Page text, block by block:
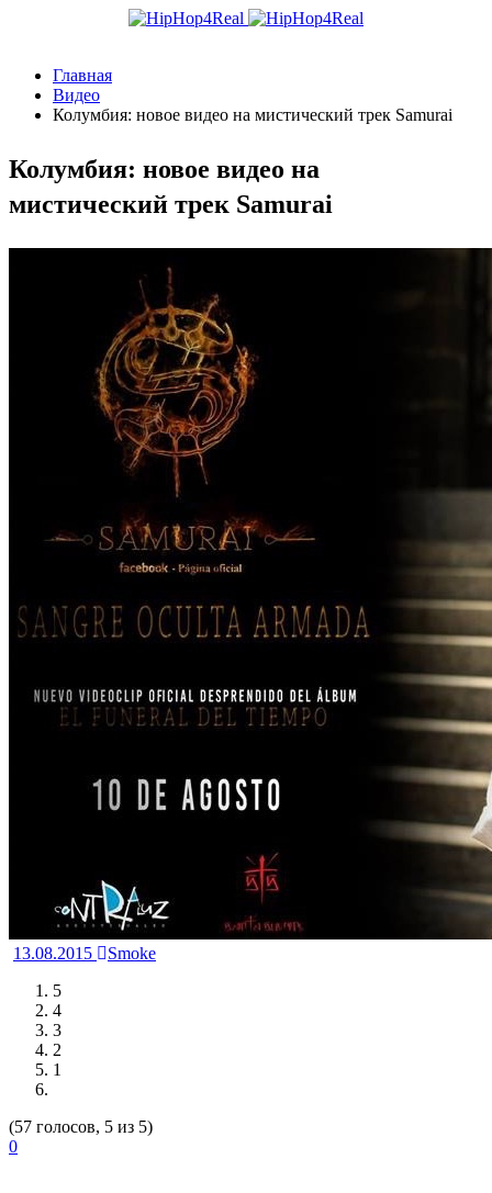
Главная
Видео
Колумбия: новое видео на мистический трек Samurai
Колумбия: новое видео на
мистический трек Samurai
13.08.2015
Smoke
5
4
3
2
1
(57 голосов, 5 из 5)
0